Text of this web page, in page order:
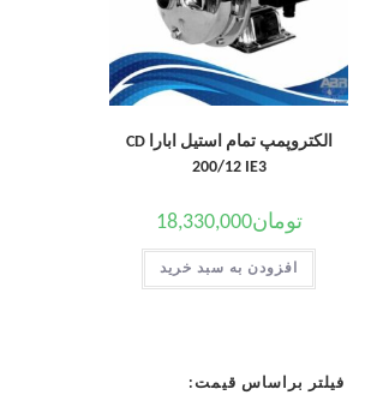
الکتروپمپ تمام استیل ابارا CD
200/12 IE3
تومان18,330,000
افزودن به سبد خرید
فیلتر براساس قیمت: